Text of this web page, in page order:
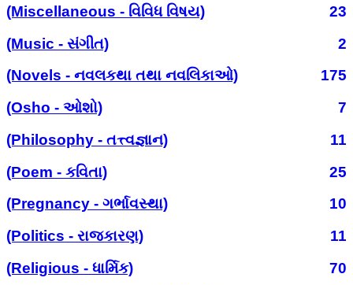
(Miscellaneous - વિવિધ વિષય)
23
(Music - સંગીત)
2
(Novels - નવલકથા તથા નવલિકાઓ)
175
(Osho - ઓશો)
7
(Philosophy - તત્ત્વજ્ઞાન)
11
(Poem - કવિતા)
25
(Pregnancy - ગર્ભાવસ્થા)
10
(Politics - રાજકારણ)
11
(Religious - ધાર્મિક)
70